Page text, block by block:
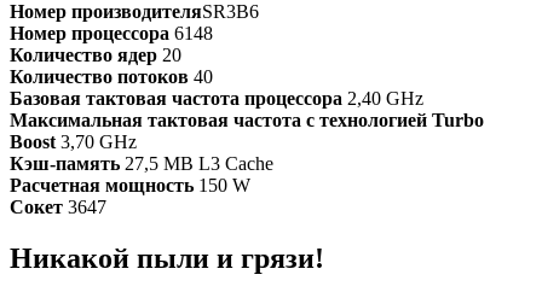
Номер производителяSR3B6
Номер процессора 6148
Количество ядер 20
Количество потоков 40
Базовая тактовая частота процессора 2,40 GHz
Максимальная тактовая частота с технологией Turbo
Boost 3,70 GHz
Кэш-память 27,5 MB L3 Cache
Расчетная мощность 150 W
Сокет 3647
Никакой пыли и грязи!